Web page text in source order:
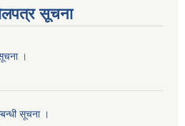
सूचना
।
सूचना ।